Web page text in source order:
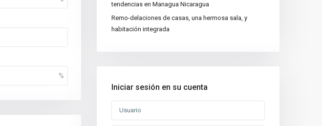
tendencias en Managua Nicaragua
Remo-delaciones de casas, una hermosa sala, y
habitación integrada
Iniciar sesión en su cuenta